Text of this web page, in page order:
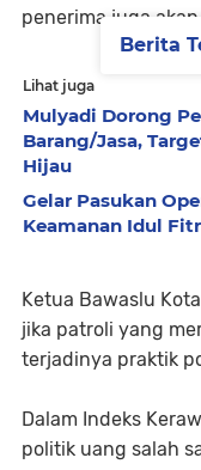
penerima juga
Lihat juga
Mulyadi Dorong
Barang/Jasa,
Hijau
Gelar Pasukan
Keamanan Idul
Ketua Bawaslu
jika patroli yang
terjadinya praktik
Dalam Indeks
politik uang salah
Berita